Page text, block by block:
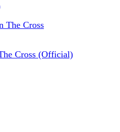
Cross (Official)